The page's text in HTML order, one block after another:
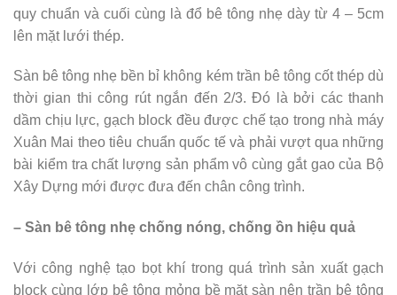
quy chuẩn và cuối cùng là đổ bê tông nhẹ dày từ 4 – 5cm
lên mặt lưới thép.
Sàn bê tông nhẹ bền bỉ không kém trần bê tông cốt thép dù
thời gian thi công rút ngắn đến 2/3. Đó là bởi các thanh
dầm chịu lực, gạch block đều được chế tạo trong nhà máy
Xuân Mai theo tiêu chuẩn quốc tế và phải vượt qua những
bài kiểm tra chất lượng sản phẩm vô cùng gắt gao của Bộ
Xây Dựng mới được đưa đến chân công trình.
– Sàn bê tông nhẹ chống nóng, chống ồn hiệu quả
Với công nghệ tạo bọt khí trong quá trình sản xuất gạch
block cùng lớp bê tông mỏng bề mặt sàn nên trần bê tông